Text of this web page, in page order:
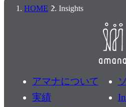
HOME Insights
アマナについて
実績